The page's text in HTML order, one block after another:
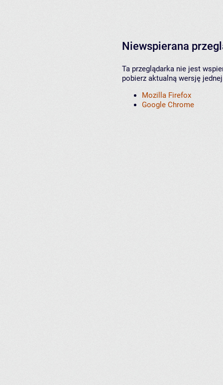
Niewspierana
Ta przeglądarka nie jest
pobierz aktualną wersję
Mozilla Firefox
Google Chrome